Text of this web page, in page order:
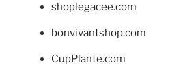
shoplegacee.com
bonvivantshop.com
CupPlante.com